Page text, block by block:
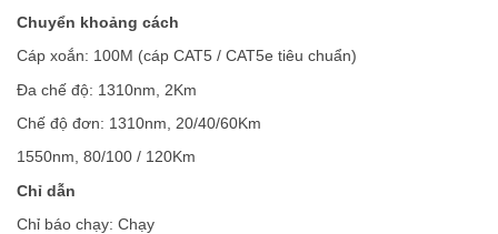
Chuyển khoảng cách
Cáp xoắn: 100M (cáp CAT5 / CAT5e tiêu chuẩn)
Đa chế độ: 1310nm, 2Km
Chế độ đơn: 1310nm, 20/40/60Km
1550nm, 80/100 / 120Km
Chỉ dẫn
Chỉ báo chạy: Chạy